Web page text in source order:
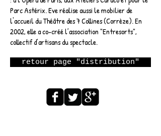
Parc Astérix. Eve réalise aussi le mobilier de
l'accueil du Théâtre des 7 Collines (Corrèze). En
2002, elle a co-créé l’association "Entresorts",
collectif d’artisans du spectacle.
retour page "distribution"